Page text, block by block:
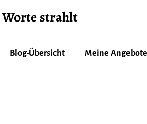
Worte strahlt
Blog-Übersicht Meine Angebote